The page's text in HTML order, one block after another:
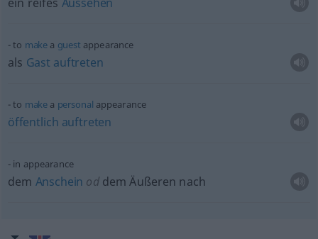
to make a guest appearance
als Gast auftreten
to make a personal appearance
öffentlich auftreten
in appearance
dem Anschein oddem Äußeren nach